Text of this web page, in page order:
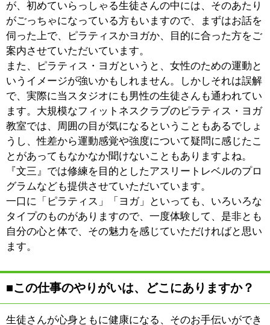
くこともできます。ピラティスやヨガに限らず、体を動
かすこと全般に関して、ざっくばらんにお話ができれば
と思っています。可愛いネコちゃんもおりますので、お
気軽にお越しください。
また、当スタジオでは英語による指導も行っていて、外
国人の生徒さんもいらっしゃいます。外国の方がプライ
ベートレッスンを受けられるスタジオというのはまだあ
まり多くないと思いますので、ピラティスやヨガに興味
を持たれた方は、遠慮なくご相談いただければと思いま
す。
※上記記事は2012.11に取材したものです。
情報時間の経過による変化などがございます事をご了承
ください。
このページの先頭へ
江戸川区時間 江東区時間 葛飾区時間
表示： | モバイル